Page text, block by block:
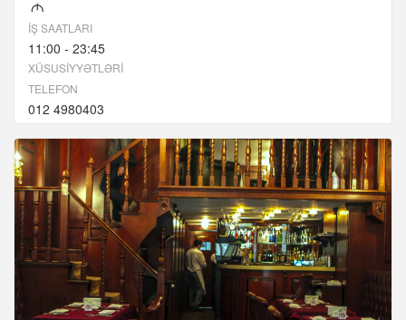
M
İŞ SAATLARI
11:00 - 23:45
XÜSUSIYYƏTLƏRI
TELEFON
012 4980403